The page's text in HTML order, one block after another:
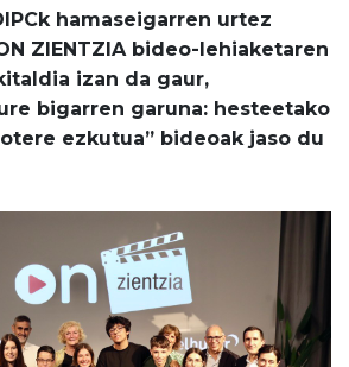
hamaseigarren urtez
ZIENTZIA bideo-lehiaketaren
izan da gaur,
bigarren garuna: hesteetako
ezkutua” bideoak jaso du